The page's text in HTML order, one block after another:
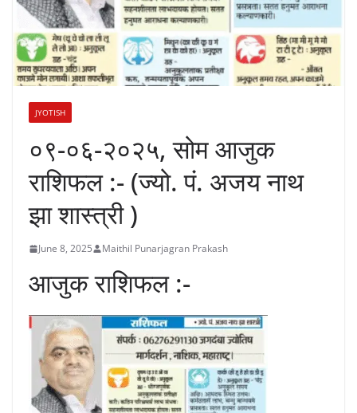
JYOTISH
०९-०६-२०२५, सोम आजुक
राशिफल :- (ज्यो. पं. अजय नाथ
झा शास्त्री )
June 8, 2025 Maithil Punarjagran Prakash
आजुक राशिफल :-